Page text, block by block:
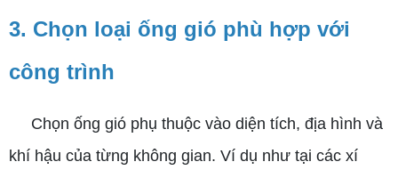
3. Chọn loại ống gió phù hợp với
công trình
Chọn ống gió phụ thuộc vào diện tích, địa hình và
khí hậu của từng không gian. Ví dụ như tại các xí